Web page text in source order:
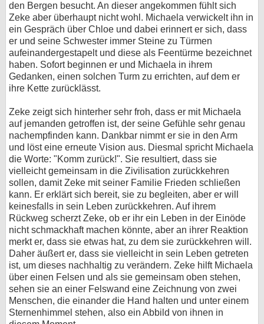
den Bergen besucht. An dieser angekommen fühlt sich
Zeke aber überhaupt nicht wohl. Michaela verwickelt ihn in
ein Gespräch über Chloe und dabei erinnert er sich, dass
er und seine Schwester immer Steine zu Türmen
aufeinandergestapelt und diese als Feentürme bezeichnet
haben. Sofort beginnen er und Michaela in ihrem
Gedanken, einen solchen Turm zu errichten, auf dem er
ihre Kette zurücklässt.
Zeke zeigt sich hinterher sehr froh, dass er mit Michaela
auf jemanden getroffen ist, der seine Gefühle sehr genau
nachempfinden kann. Dankbar nimmt er sie in den Arm
und löst eine erneute Vision aus. Diesmal spricht Michaela
die Worte: "Komm zurück!". Sie resultiert, dass sie
vielleicht gemeinsam in die Zivilisation zurückkehren
sollen, damit Zeke mit seiner Familie Frieden schließen
kann. Er erklärt sich bereit, sie zu begleiten, aber er will
keinesfalls in sein Leben zurückkehren. Auf ihrem
Rückweg scherzt Zeke, ob er ihr ein Leben in der Einöde
nicht schmackhaft machen könnte, aber an ihrer Reaktion
merkt er, dass sie etwas hat, zu dem sie zurückkehren will.
Daher äußert er, dass sie vielleicht in sein Leben getreten
ist, um dieses nachhaltig zu verändern. Zeke hilft Michaela
über einen Felsen und als sie gemeinsam oben stehen,
sehen sie an einer Felswand eine Zeichnung von zwei
Menschen, die einander die Hand halten und unter einem
Sternenhimmel stehen, also ein Abbild von ihnen in